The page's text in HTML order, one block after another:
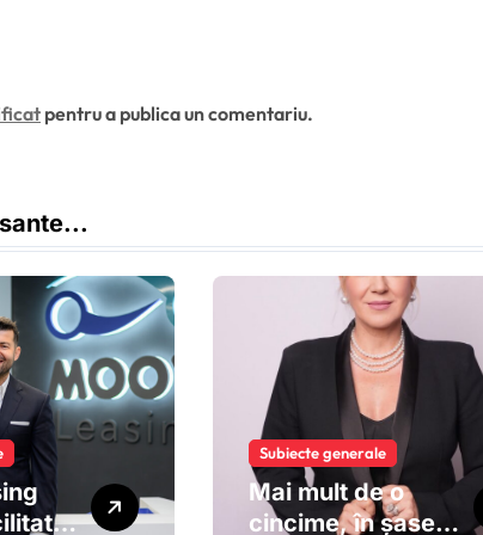
pentru a publica un comentariu.
Subiecte generale
Mai mult de o
cincime, în șase